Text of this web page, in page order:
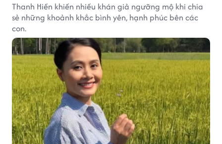
Thanh Hiền khiến nhiều khán giả ngưỡng mộ khi chia
sẻ những khoảnh khắc bình yên, hạnh phúc bên các
con.